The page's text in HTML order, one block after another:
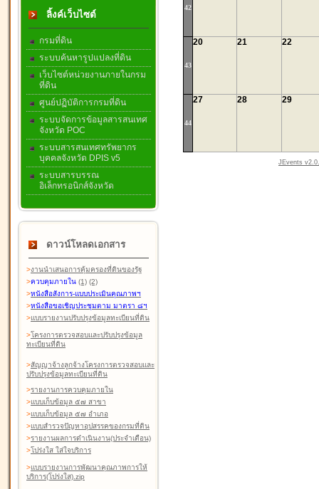
ลิ้งค์เว็บไซต์
กรมที่ดิน
ระบบค้นหารูปแปลงที่ดิน
เว็บไซต์หน่วยงานภายในกรม
ที่ดิน
ศูนย์ปฏิบัติการกรมที่ดิน
ระบบจัดการข้อมูลสารสนเทศ
จังหวัด POC
ระบบสารสนเทศทรัพยากร
บุคคลจังหวัด DPIS v5
ระบบสารบรรณ
อิเล็กทรอนิกส์จังหวัด
ดาวน์โหลดเอกสาร
>งานนำเสนอการคุ้มครองที่ดินของรัฐ
>ควบคุมภายใน (1) (2)
>หนังสือสังการ-แบบประเมินคุณภาพฯ
>หนังสือขอเชิญประชุมตาม มาตรา ๘ฯ
>แบบรายงานปรับปรุงข้อมูลทะเบียนที่ดิน
>โครงการตรวจสอบและปรับปรุงข้อมูล
ทะเบียนที่ดิน
>สัญญาจ้างลูกจ้างโครงการตรวจสอบและ
ปรับปรุงข้อมูลทะเบียนที่ดิน
>รายงานการควบคุมภายใน
>แบบเก็บข้อมูล ๕๗ สาขา
>แบบเก็บข้อมูล ๕๗ อำเภอ
>แบบสำรวจปัญหาอุปสรรคของกรมที่ดิน
>รายงานผลการดำเนินงาน(ประจำเดือน)
>โปร่งใส ใส่ใจบริการ
>แบบรายงานการพัฒนาคุณภาพการให้
บริการ(โปร่งใส).zip
42
43
20 21 22
44
27 28 29
JEvents